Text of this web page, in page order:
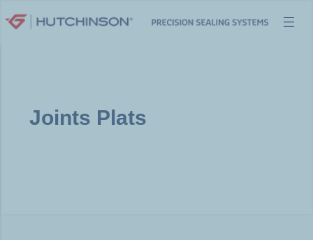
au
Joints Plats